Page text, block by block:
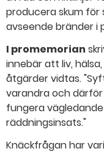
producera skum för
avseende bränder i
I promemorian
innebär att liv,
åtgärder vidtas.
varandra och
fungera
räddningsinsats."
Knäckfrågan har